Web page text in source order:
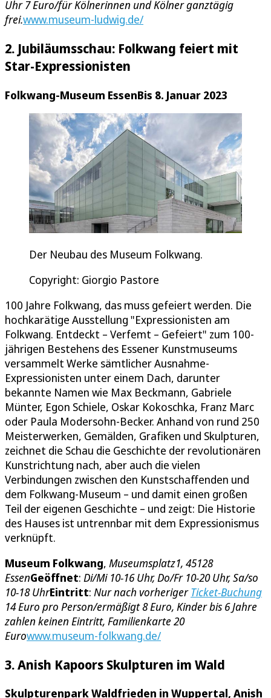
Uhr 7 Euro/für Kölnerinnen und Kölner ganztägig
frei.www.museum-ludwig.de/
2. Jubiläumsschau: Folkwang feiert mit
Star-Expressionisten
Folkwang-Museum EssenBis 8. Januar 2023
Der Neubau des Museum Folkwang.
Copyright: Giorgio Pastore
100 Jahre Folkwang, das muss gefeiert werden. Die
hochkarätige Ausstellung "Expressionisten am
Folkwang. Entdeckt – Verfemt – Gefeiert" zum 100-
jährigen Bestehens des Essener Kunstmuseums
versammelt Werke sämtlicher Ausnahme-
Expressionisten unter einem Dach, darunter
bekannte Namen wie Max Beckmann, Gabriele
Münter, Egon Schiele, Oskar Kokoschka, Franz Marc
oder Paula Modersohn-Becker. Anhand von rund 250
Meisterwerken, Gemälden, Grafiken und Skulpturen,
zeichnet die Schau die Geschichte der revolutionären
Kunstrichtung nach, aber auch die vielen
Verbindungen zwischen den Kunstschaffenden und
dem Folkwang-Museum – und damit einen großen
Teil der eigenen Geschichte – und zeigt: Die Historie
des Hauses ist untrennbar mit dem Expressionismus
verknüpft.
Museum Folkwang, Museumsplatz1, 45128
EssenGeöffnet: Di/Mi 10-16 Uhr, Do/Fr 10-20 Uhr, Sa/so
10-18 UhrEintritt: Nur nach vorherigerTicket-Buchung
14 Euro pro Person/ermäßigt 8 Euro, Kinder bis 6 Jahre
zahlen keinen Eintritt, Familienkarte 20
Eurowww.museum-folkwang.de/
3. Anish Kapoors Skulpturen im Wald
Skulpturenpark Waldfrieden in Wuppertal, Anish